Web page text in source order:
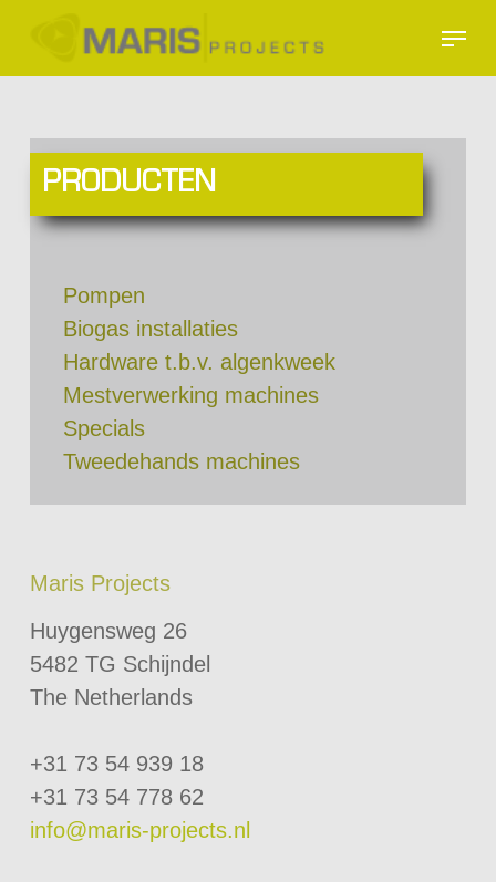
main
Menu
PRODUCTEN
Pompen
Biogas installaties
Hardware t.b.v. algenkweek
Mestverwerking machines
Specials
Tweedehands machines
Maris Projects
Huygensweg 26
5482 TG Schijndel
The Netherlands
+31 73 54 939 18
+31 73 54 778 62
info@maris-projects.nl
Close